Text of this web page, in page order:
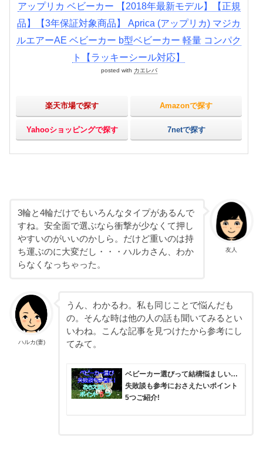
アップリカ ベビーカー 【2018年最新モデル】【正規
品】【3年保証対象商品】 Aprica (アップリカ) マジカ
ルエアーAE ベビーカー b型ベビーカー 軽量 コンパク
ト【ラッキーシール対応】
posted with カエレバ
楽天市場で探す Amazonで探す
Yahooショッピングで探す 7netで探す
友人
3輪と4輪だけでもいろんなタイプがあるんで
すね。安全面で選ぶなら衝撃が少なくて押し
やすいのがいいのかしら。だけど重いのは持
ち運ぶのに大変だし・・・ハルカさん、わか
らなくなっちゃった。
ハルカ(妻)
うん、わかるわ。私も同じことで悩んだも
の。そんな時は他の人の話も聞いてみるとい
いわね。こんな記事を見つけたから参考にし
てみて。
ベビーカー選びって結構悩ましい…
失敗談も参考におさえたいポイント
5つご紹介!